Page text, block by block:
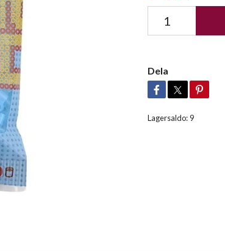
Dela
Lagersaldo:9